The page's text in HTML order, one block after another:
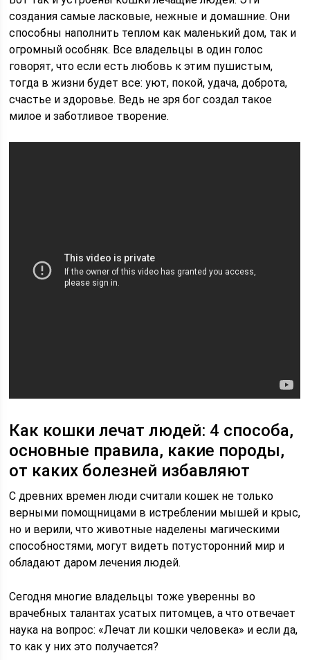
создания самые ласковые, нежные и домашние. Они
способны наполнить теплом как маленький дом, так и
огромный особняк. Все владельцы в один голос
говорят, что если есть любовь к этим пушистым,
тогда в жизни будет все: уют, покой, удача, доброта,
счастье и здоровье. Ведь не зря бог создал такое
милое и заботливое творение.
Как кошки лечат людей: 4 способа,
основные правила, какие породы,
от каких болезней избавляют
С древних времен люди считали кошек не только
верными помощницами в истреблении мышей и крыс,
но и верили, что животные наделены магическими
способностями, могут видеть потусторонний мир и
обладают даром лечения людей.
Сегодня многие владельцы тоже уверенны во
врачебных талантах усатых питомцев, а что отвечает
наука на вопрос: «Лечат ли кошки человека» и если да,
то как у них это получается?